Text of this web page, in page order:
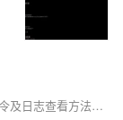
本段内容主要介绍了Docker常用命令、Linux基础指令及日志查看方法，还涉及SpringMVC的执行流程、设计模式与注解，适合用于面试中技术能力的展示。